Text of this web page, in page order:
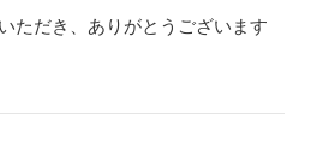
ただき、ありがとうございます